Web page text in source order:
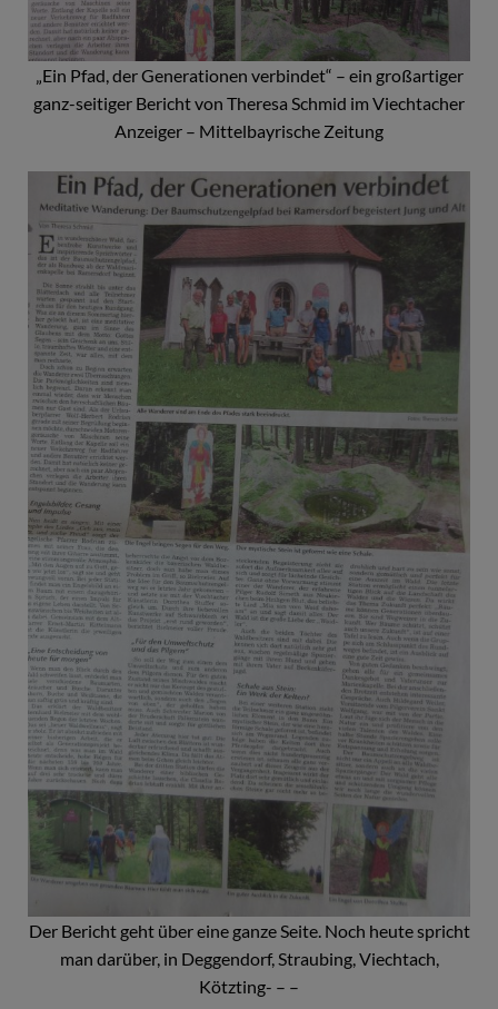
„Ein Pfad, der Generationen verbindet“ – ein großartiger
ganz-seitiger Bericht von Theresa Schmid im Viechtacher
Anzeiger – Mittelbayrische Zeitung
Der Bericht geht über eine ganze Seite. Noch heute spricht
man darüber, in Deggendorf, Straubing, Viechtach,
Kötzting- – –